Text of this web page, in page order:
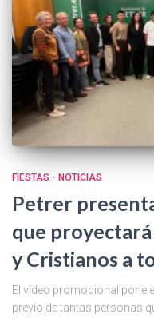
FIESTAS - NOTICIAS
Petrer
que
y Cristianos a
El vídeo promocional pone
previo de tantas personas